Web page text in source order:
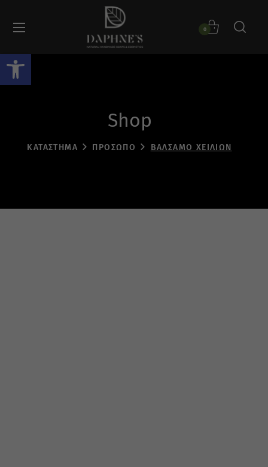
Ανοίξτε τη γραμμή εργαλείων
0
Shop
ΚΑΤΆΣΤΗΜΑ ΠΡΟΣΩΠΟ ΒΆΛΣΑΜΟ ΧΕΙΛΙΏΝ